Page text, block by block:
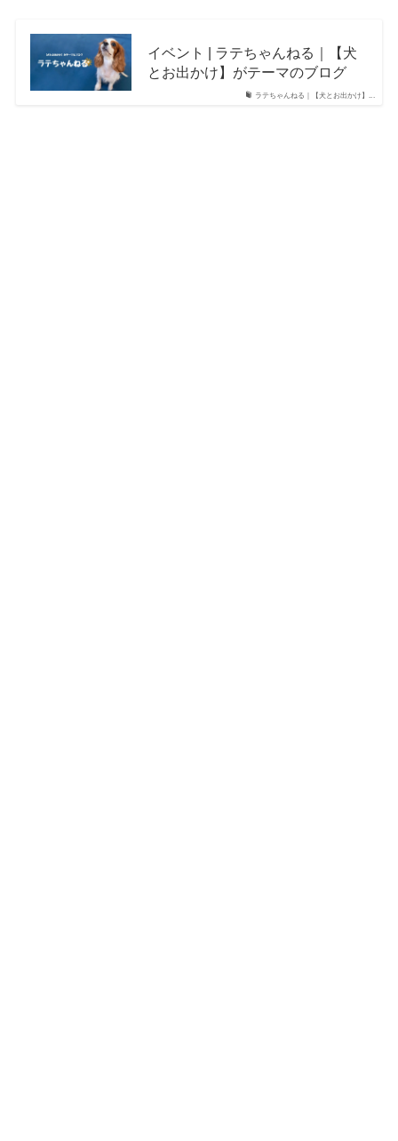
ラテちゃんねる｜【犬とお出かけ】...
イベント | ラテちゃんねる｜【犬
とお出かけ】がテーマのブログ